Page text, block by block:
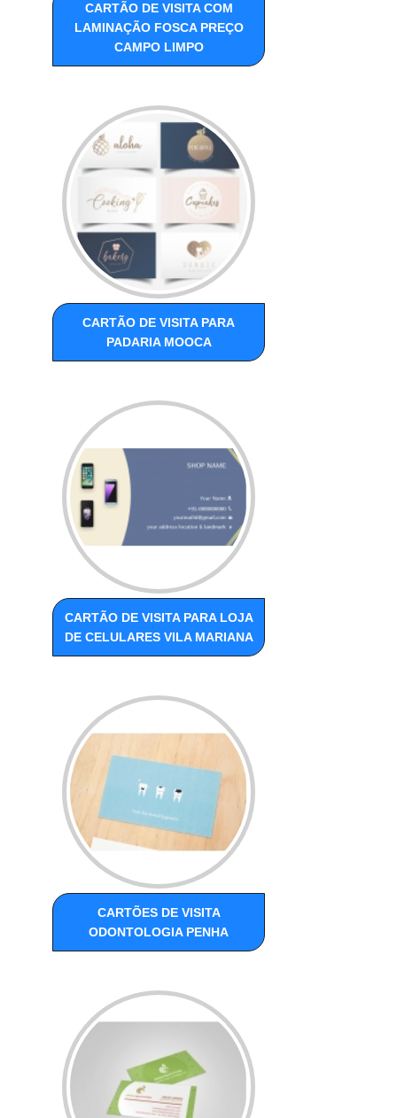
CARTÃO DE VISITA COM
LAMINAÇÃO FOSCA PREÇO
CAMPO LIMPO
CARTÃO DE VISITA PARA
PADARIA MOOCA
CARTÃO DE VISITA PARA LOJA
DE CELULARES VILA MARIANA
CARTÕES DE VISITA
ODONTOLOGIA PENHA